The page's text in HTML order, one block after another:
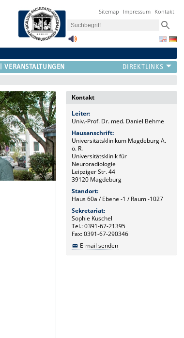
Sitemap Impressum Kontakt
VERANSTALTUNGEN
Kontakt
Leiter:
Univ.-Prof. Dr. med. Daniel Behme
Hausanschrift:
Universitätsklinikum Magdeburg A.
ö. R.
Universitätsklinik für
Neuroradiologie
Leipziger Str. 44
39120 Magdeburg
Standort:
Haus 60a / Ebene -1 / Raum -1027
Sekretariat:
Sophie Kuschel
Tel.: 0391-67-21395
Fax: 0391-67-290346
E-mail senden